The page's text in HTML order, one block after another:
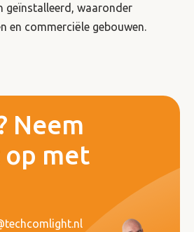
geïnstalleerd, waaronder
en commerciële gebouwen.
Neem
met